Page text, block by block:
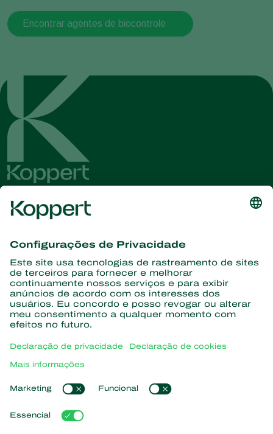
Encontrar agentes de biocontrole
informações
Assine aqui
Parceiros com a natureza
Vespas Parasitoides
Nematoides benéficos
Microorganismos benéficos
Proteção de culturas
Sobre a Koppert
Centro de informações
Trabalhe na Koppert
Links de Interesse
Natutec